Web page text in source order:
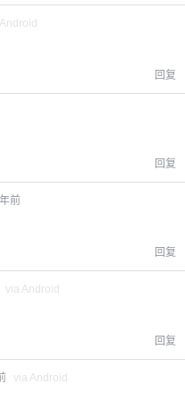
回复
回复
前
回复
via Android
回复
via Android